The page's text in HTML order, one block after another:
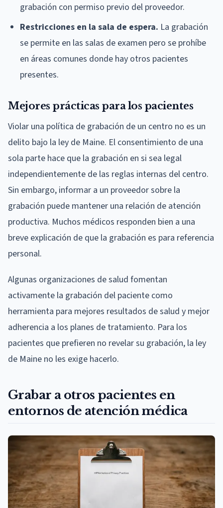
grabación con permiso previo del proveedor.
Restricciones en la sala de espera. La grabación
se permite en las salas de examen pero se prohíbe
en áreas comunes donde hay otros pacientes
presentes.
Mejores prácticas para los pacientes
Violar una política de grabación de un centro no es un
delito bajo la ley de Maine. El consentimiento de una
sola parte hace que la grabación en si sea legal
independientemente de las reglas internas del centro.
Sin embargo, informar a un proveedor sobre la
grabación puede mantener una relación de atención
productiva. Muchos médicos responden bien a una
breve explicación de que la grabación es para referencia
personal.
Algunas organizaciones de salud fomentan
activamente la grabación del paciente como
herramienta para mejores resultados de salud y mejor
adherencia a los planes de tratamiento. Para los
pacientes que prefieren no revelar su grabación, la ley
de Maine no les exige hacerlo.
Grabar a otros pacientes en
entornos de atención médica